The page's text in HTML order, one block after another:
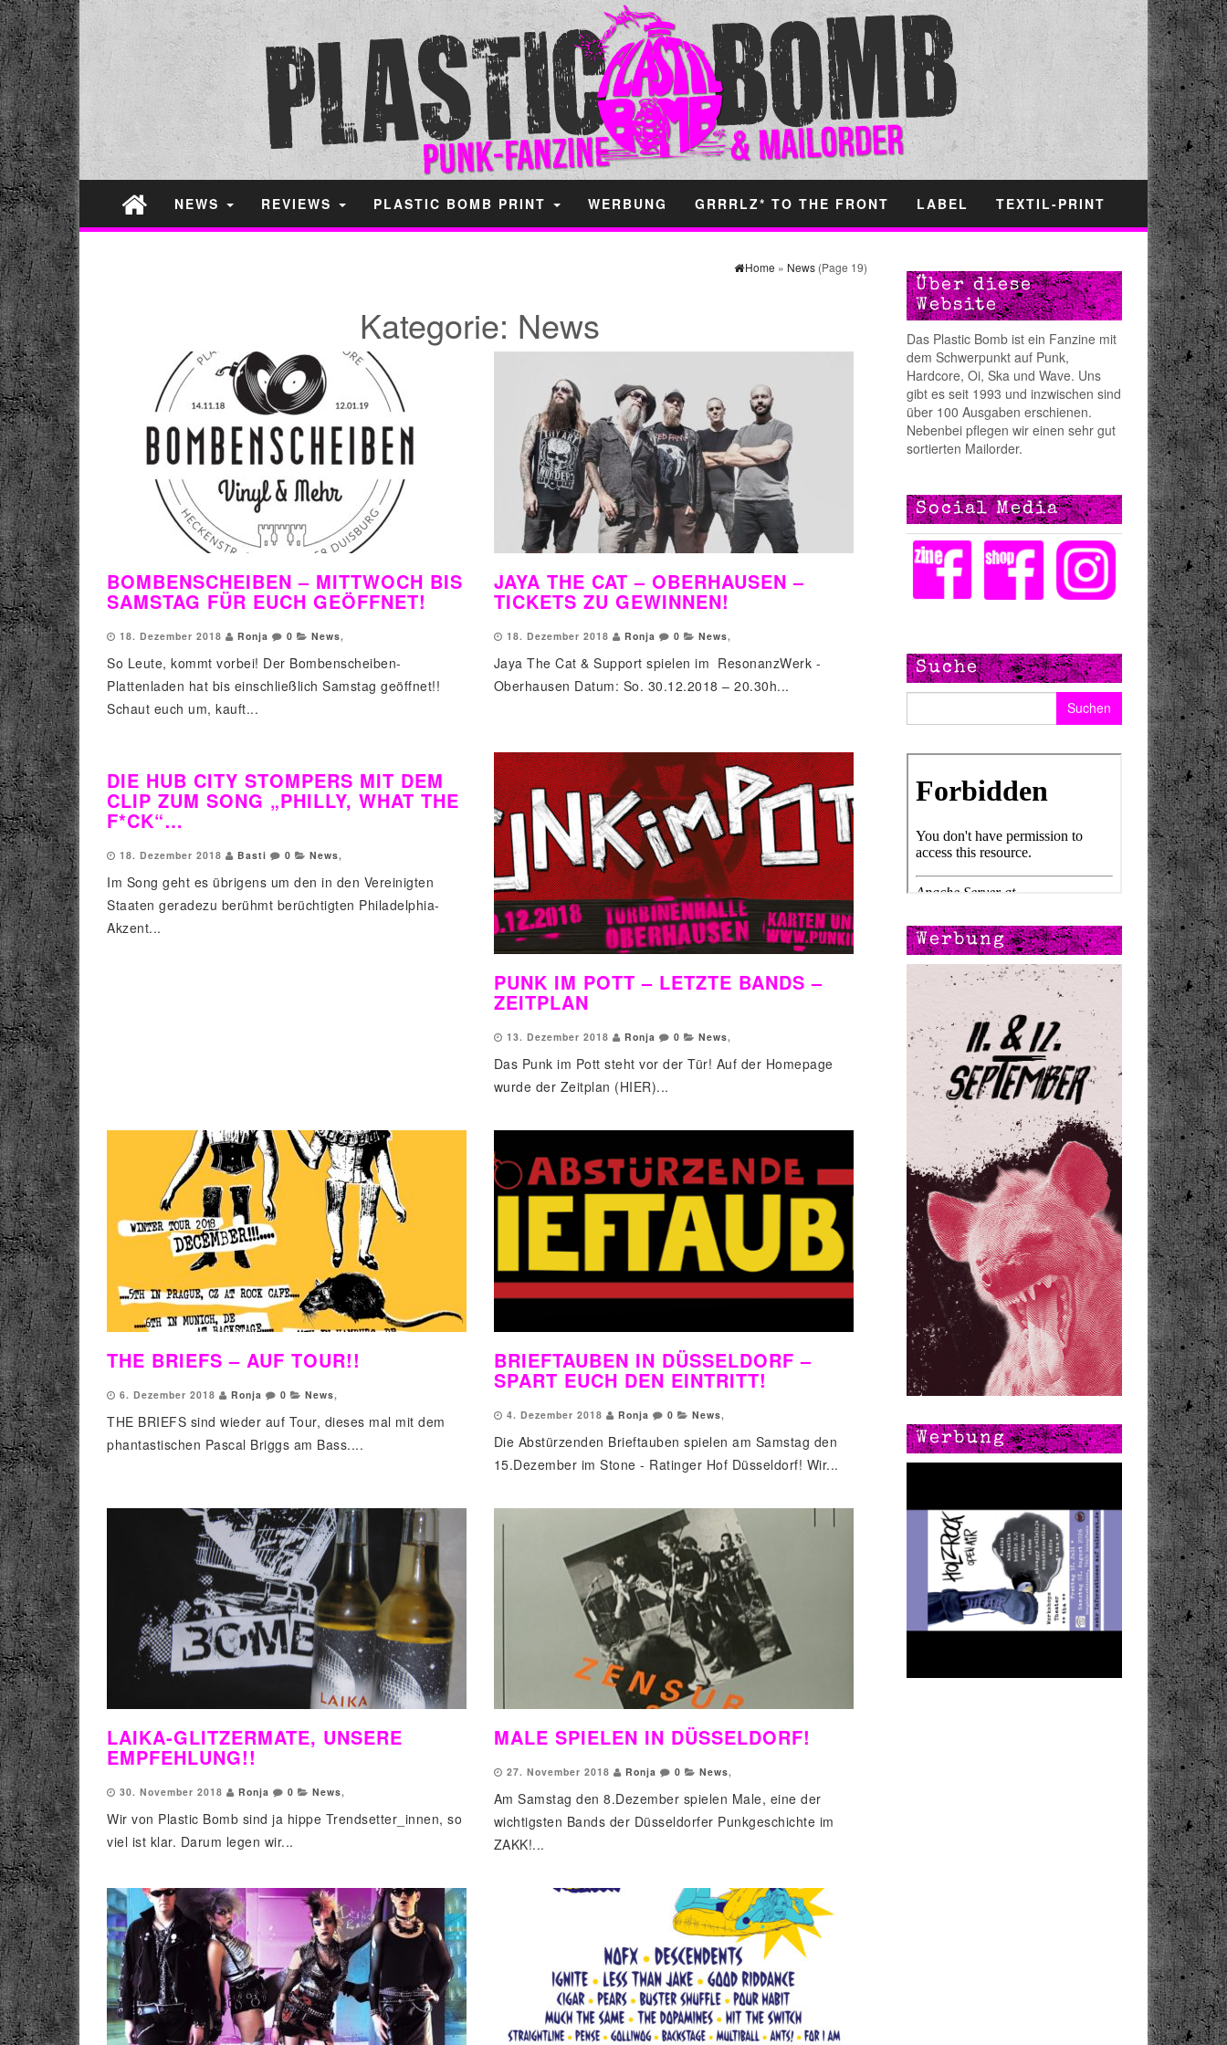
NEWS REVIEWS PLASTIC BOMB PRINT WERBUNG GRRRLZ* TO THE FRONT LABEL TEXTIL-PRINT
Home » News(Page 19)
Kategorie: News
BOMBENSCHEIBEN – MITTWOCH BIS
SAMSTAG FÜR EUCH GEÖFFNET!
18. Dezember 2018 Ronja 0 News,
So Leute, kommt vorbei! Der Bombenscheiben-
Plattenladen hat bis einschließlich Samstag geöffnet!!
Schaut euch um, kauft...
JAYA THE CAT – OBERHAUSEN –
TICKETS ZU GEWINNEN!
18. Dezember 2018 Ronja 0 News,
Jaya The Cat & Support spielen im ResonanzWerk -
Oberhausen Datum: So. 30.12.2018 – 20.30h...
DIE HUB CITY STOMPERS MIT DEM
CLIP ZUM SONG „PHILLY, WHAT THE
F*CK“…
18. Dezember 2018 Basti 0 News,
Im Song geht es übrigens um den in den Vereinigten
Staaten geradezu berühmt berüchtigten Philadelphia-
Akzent...
PUNK IM POTT – LETZTE BANDS –
ZEITPLAN
13. Dezember 2018 Ronja 0 News,
Das Punk im Pott steht vor der Tür! Auf der Homepage
wurde der Zeitplan (HIER)...
THE BRIEFS – AUF TOUR!!
6. Dezember 2018 Ronja 0 News,
THE BRIEFS sind wieder auf Tour, dieses mal mit dem
phantastischen Pascal Briggs am Bass....
BRIEFTAUBEN IN DÜSSELDORF –
SPART EUCH DEN EINTRITT!
4. Dezember 2018 Ronja 0 News,
Die Abstürzenden Brieftauben spielen am Samstag den
15.Dezember im Stone - Ratinger Hof Düsseldorf! Wir...
LAIKA-GLITZERMATE, UNSERE
EMPFEHLUNG!!
30. November 2018 Ronja 0 News,
Wir von Plastic Bomb sind ja hippe Trendsetter_innen, so
viel ist klar. Darum legen wir...
MALE SPIELEN IN DÜSSELDORF!
27. November 2018 Ronja 0 News,
Am Samstag den 8.Dezember spielen Male, eine der
wichtigsten Bands der Düsseldorfer Punkgeschichte im
ZAKK!...
Über diese
Website
Das Plastic Bomb ist ein Fanzine mit
dem Schwerpunkt auf Punk,
Hardcore, Oi, Ska und Wave. Uns
gibt es seit 1993 und inzwischen sind
über 100 Ausgaben erschienen.
Nebenbei pflegen wir einen sehr gut
sortierten Mailorder.
Social Media
Suche
Werbung
Werbung